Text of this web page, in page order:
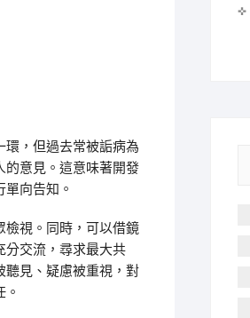
，但過去常被詬病為
的意見。這意味著開發
向告知。
檢視。同時，可以借鏡
分交流，尋求最大共
聽見、疑慮被重視，對